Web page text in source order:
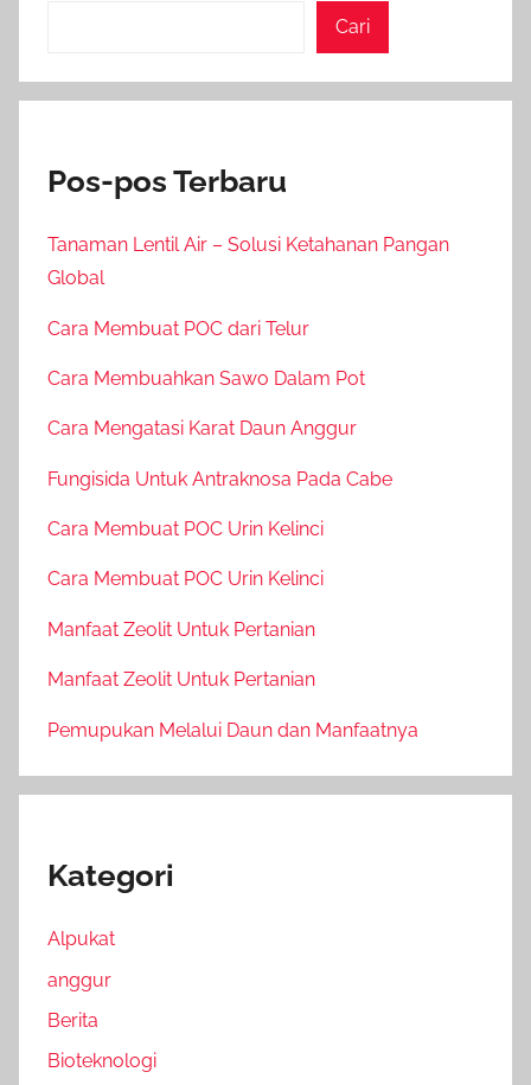
Cari
Pos-pos Terbaru
Tanaman Lentil Air – Solusi Ketahanan Pangan
Global
Cara Membuat POC dari Telur
Cara Membuahkan Sawo Dalam Pot
Cara Mengatasi Karat Daun Anggur
Fungisida Untuk Antraknosa Pada Cabe
Cara Membuat POC Urin Kelinci
Cara Membuat POC Urin Kelinci
Manfaat Zeolit Untuk Pertanian
Manfaat Zeolit Untuk Pertanian
Pemupukan Melalui Daun dan Manfaatnya
Kategori
Alpukat
anggur
Berita
Bioteknologi